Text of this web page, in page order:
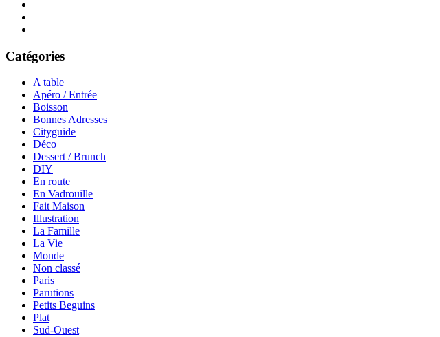
Catégories
A table
Apéro / Entrée
Boisson
Bonnes Adresses
Cityguide
Déco
Dessert / Brunch
DIY
En route
En Vadrouille
Fait Maison
Illustration
La Famille
La Vie
Monde
Non classé
Paris
Parutions
Petits Beguins
Plat
Sud-Ouest